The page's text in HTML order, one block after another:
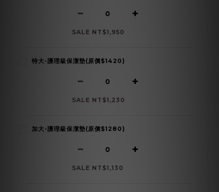
SALE NT$1,950
特大-護理級保潔墊(原價$1420)
SALE NT$1,230
加大-護理級保潔墊(原價$1280)
SALE NT$1,130